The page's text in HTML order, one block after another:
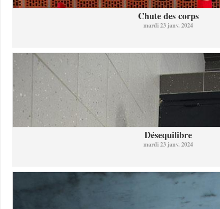
Chute des corps
mardi 23 janv. 2024
Désequilibre
mardi 23 janv. 2024